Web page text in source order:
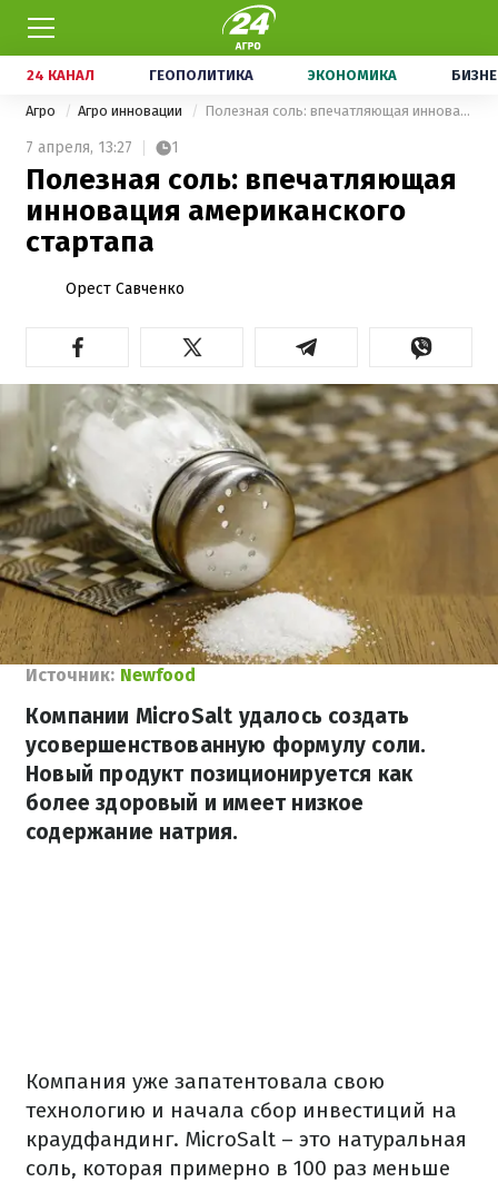
24 КАНАЛ ГЕОПОЛИТИКА ЭКОНОМИКА
Агро Агро инновации Полезная соль: впечатляющая инновация американского стартапа
7 апреля, 13:27 1
Полезная соль: впечатляющая
инновация американского
стартапа
Орест Савченко
Источник: Newfood
Компании MicroSalt удалось создать
усовершенствованную формулу соли.
Новый продукт позиционируется как
более здоровый и имеет низкое
содержание натрия.
Компания уже запатентовала свою
технологию и начала сбор инвестиций на
краудфандинг. MicroSalt – это натуральная
соль, которая примерно в 100 раз меньше